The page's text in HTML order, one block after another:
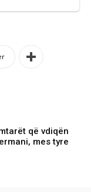
që vdiqën
mes tyre